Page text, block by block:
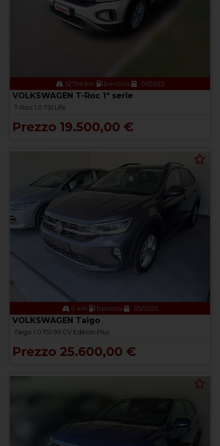
52796 km benzina 01/2023
VOLKSWAGEN T-Roc 1ª serie
T-Roc 1.0 TSI Life
Prezzo 19.500,00 €
0 km benzina 05/2025
VOLKSWAGEN Taigo
Taigo 1.0 TSI 95 CV Edition Plus
Prezzo 25.600,00 €